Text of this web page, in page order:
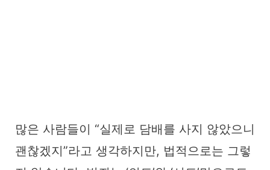
많은 사람들이 “실제로 담배를 사지 않았으니
괜찮겠지”라고 생각하지만, 법적으로는 그렇